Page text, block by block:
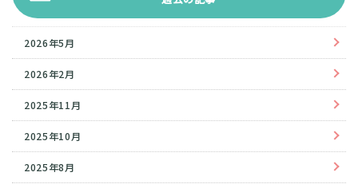
2026年5月
2026年2月
2025年11月
2025年10月
2025年8月